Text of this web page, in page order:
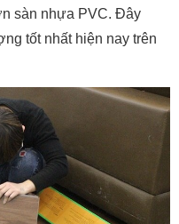
sàn nhựa PVC. Đây
tốt nhất hiện nay trên